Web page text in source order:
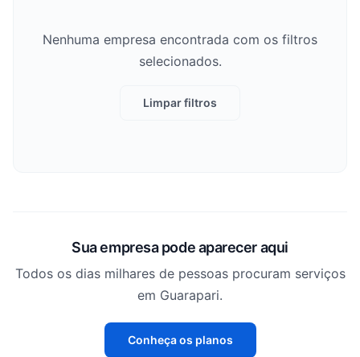
Nenhuma empresa encontrada com os filtros
selecionados.
Limpar filtros
Sua empresa pode aparecer aqui
Todos os dias milhares de pessoas procuram serviços
em Guarapari.
Conheça os planos